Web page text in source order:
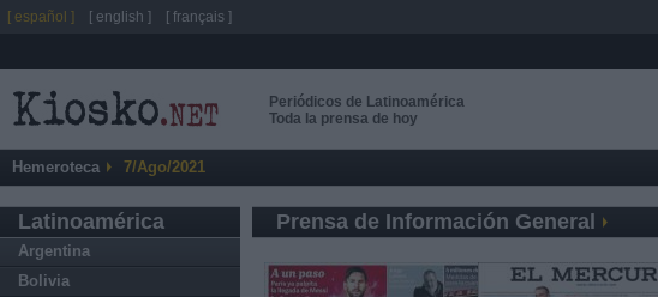
Periódicos de Latinoamérica
Toda la prensa de hoy
Hemeroteca 7/Ago/2021
Latinoamérica
Argentina
Bolivia
Prensa de Información General
[ español ] [ english ] [ français ]